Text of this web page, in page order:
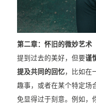
第二章： 怀旧的微妙艺术
提到过去的美好，但要谨
提及共同的回忆，比如在
趣事，或者在某个特定场
免显得过于刻意。例如，